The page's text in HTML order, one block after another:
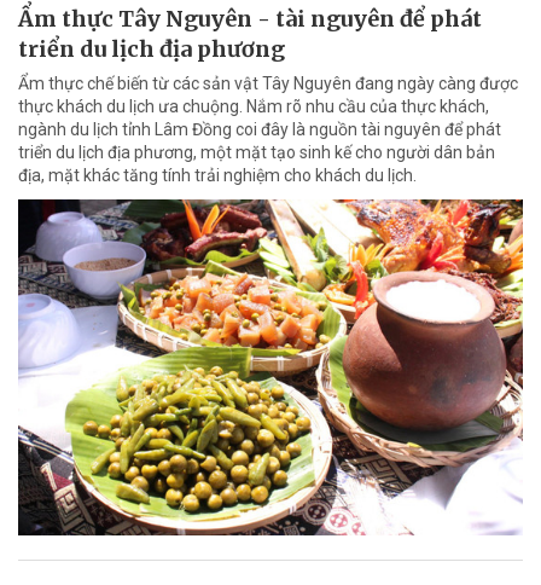
Ẩm thực Tây Nguyên - tài nguyên để phát
triển du lịch địa phương
Ẩm thực chế biến từ các sản vật Tây Nguyên đang ngày càng được
thực khách du lịch ưa chuộng. Nắm rõ nhu cầu của thực khách,
ngành du lịch tỉnh Lâm Đồng coi đây là nguồn tài nguyên để phát
triển du lịch địa phương, một mặt tạo sinh kế cho người dân bản
địa, mặt khác tăng tính trải nghiệm cho khách du lịch.